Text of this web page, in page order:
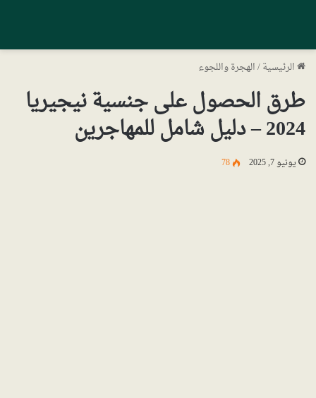
الرئيسية/الهجرة واللجوء
طرق الحصول على جنسية نيجيريا
2024 – دليل شامل للمهاجرين
يونيو 7, 2025 78